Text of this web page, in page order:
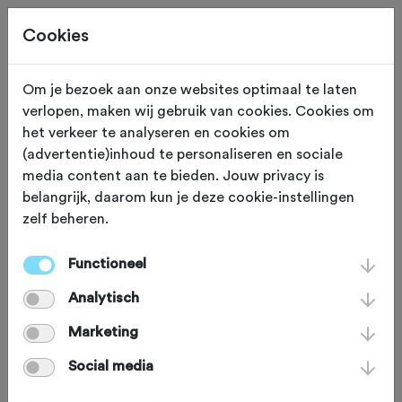
ADVERTORIAL Gewijzigd op 5 oktober 2025
Trek introduceert de
CheckOUT: de eerste
full-suspension
gravelbike met
racestuur
Cookies
Om je bezoek aan onze websites optimaal te laten
verlopen, maken wij gebruik van cookies. Cookies om
het verkeer te analyseren en cookies om
(advertentie)inhoud te personaliseren en sociale
media content aan te bieden. Jouw privacy is
belangrijk, daarom kun je deze cookie-instellingen
zelf beheren.
Functioneel
Analytisch
Marketing
Social media